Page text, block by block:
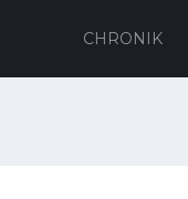
CHRONIK